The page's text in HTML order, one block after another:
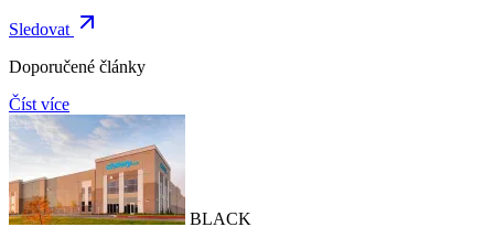
Sledovat
Doporučené články
Číst více
BLACK